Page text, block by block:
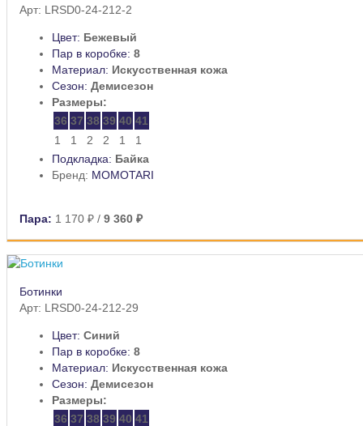
Арт: LRSD0-24-212-2
Цвет: Бежевый
Пар в коробке: 8
Материал: Искусственная кожа
Сезон: Демисезон
Размеры:
36 37 38 39 40 41
1
1 2 2 1
1
Подкладка: Байка
Бренд: MOMOTARI
Пара: 1 170 ₽ / 9 360 ₽
Ботинки
Арт: LRSD0-24-212-29
Цвет: Синий
Пар в коробке: 8
Материал: Искусственная кожа
Сезон: Демисезон
Размеры:
36 37 38 39 40 41